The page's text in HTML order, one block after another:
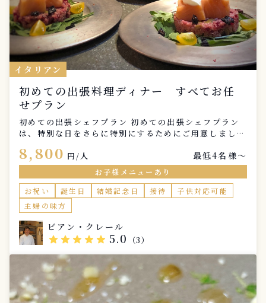
イタリアン
初めての出張料理ディナー すべてお任
せプラン
初めての出張シェフプラン 初めての出張シェフプラン
は、特別な日をさらに特別にするためにご用意しまし
料理を提供します。気軽に楽しむことができるこのプラ
ンは、友人や家族との集まりに最適です。 このプラン
は、特別な準備を必要とせず、リラックスして楽しむこ
とができます。シェフがすべてをお任せで準備し、あな
たはただ美味しい料理を楽しむだけです。初めての出張
シェフ体験を、ぜひこのプランでお試しください。
8,800 円/人 最低4名様〜
お子様メニューあり
お祝い
誕生日 結婚記念日 接待
子供対応可能
主婦の味方
ビアン・クレール
star star star star star 5.0 （3）